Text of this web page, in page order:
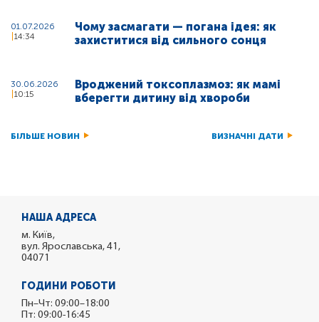
01.07.2026
14:34
Чому засмагати — погана ідея: як
захиститися від сильного сонця
30.06.2026
10:15
Вроджений токсоплазмоз: як мамі
вберегти дитину від хвороби
БІЛЬШЕ НОВИН ВИЗНАЧНІ ДАТИ
НАША АДРЕСА
м. Київ,
вул. Ярославська, 41,
04071
ГОДИНИ РОБОТИ
Пн–Чт: 09:00–18:00
Пт: 09:00-16:45